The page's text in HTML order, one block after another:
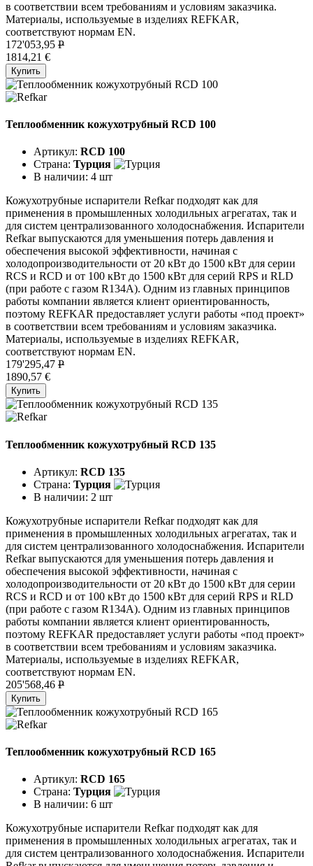
в соответствии всем требованиям и условиям заказчика.
Материалы, используемые в изделиях REFKAR,
соответствуют нормам EN.
172'053,95 P
1814,21 €
Купить
Теплообменник кожухотрубный RCD 100
Артикул: RCD 100
Страна: Турция
В наличии: 4 шт
Кожухотрубные испарители Refkar подходят как для
применения в промышленных холодильных агрегатах, так и
для систем централизованного холодоснабжения. Испарители
Refkar выпускаются для уменьшения потерь давления и
обеспечения высокой эффективности, начиная с
холодопроизводительности от 20 кВт до 1500 кВт для серии
RCS и RCD и от 100 кВт до 1500 кВт для серий RPS и RLD
(при работе с газом R134A). Одним из главных принципов
работы компании является клиент ориентированность,
поэтому REFKAR предоставляет услуги работы «под проект»
в соответствии всем требованиям и условиям заказчика.
Материалы, используемые в изделиях REFKAR,
соответствуют нормам EN.
179'295,47 P
1890,57 €
Купить
Теплообменник кожухотрубный RCD 135
Артикул: RCD 135
Страна: Турция
В наличии: 2 шт
Кожухотрубные испарители Refkar подходят как для
применения в промышленных холодильных агрегатах, так и
для систем централизованного холодоснабжения. Испарители
Refkar выпускаются для уменьшения потерь давления и
обеспечения высокой эффективности, начиная с
холодопроизводительности от 20 кВт до 1500 кВт для серии
RCS и RCD и от 100 кВт до 1500 кВт для серий RPS и RLD
(при работе с газом R134A). Одним из главных принципов
работы компании является клиент ориентированность,
поэтому REFKAR предоставляет услуги работы «под проект»
в соответствии всем требованиям и условиям заказчика.
Материалы, используемые в изделиях REFKAR,
соответствуют нормам EN.
205'568,46 P
Купить
Теплообменник кожухотрубный RCD 165
Артикул: RCD 165
Страна: Турция
В наличии: 6 шт
Кожухотрубные испарители Refkar подходят как для
применения в промышленных холодильных агрегатах, так и
для систем централизованного холодоснабжения. Испарители